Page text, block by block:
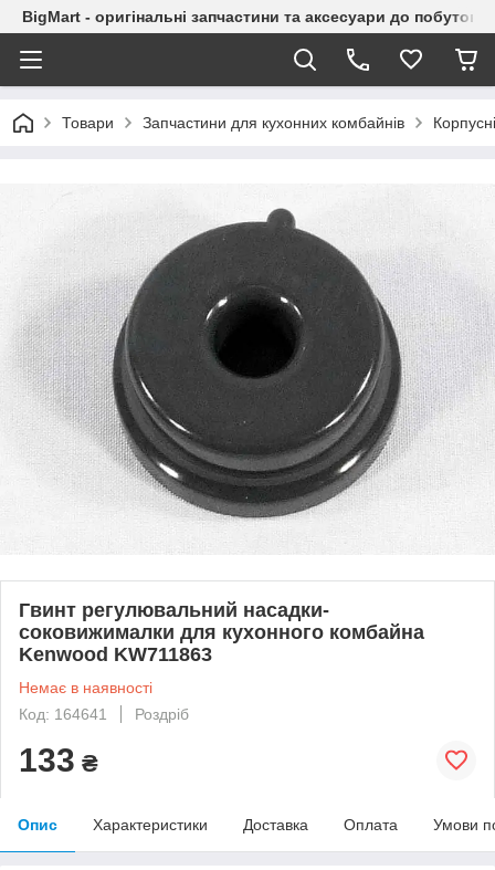
BigMart - оригінальні запчастини та аксесуари до побутової
Товари Запчастини для кухонних комбайнів
Гвинт регулювальний насадки-
соковижималки для кухонного комбайна
Kenwood KW711863
Немає в наявності
Код: 164641
Роздріб
133 ₴
Опис Характеристики Доставка Оплата Умови